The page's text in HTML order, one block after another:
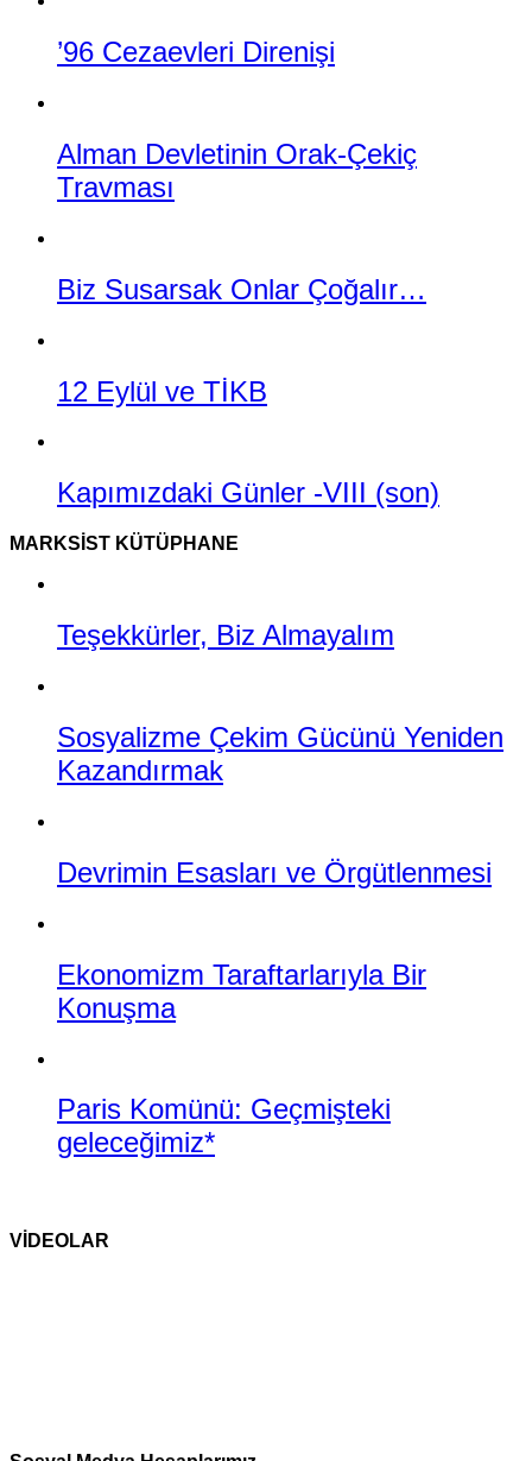
’96 Cezaevleri Direnişi
Alman Devletinin Orak-Çekiç
Travması
Biz Susarsak Onlar Çoğalır…
12 Eylül ve TİKB
Kapımızdaki Günler -VIII (son)
MARKSIST KÜTÜPHANE
Teşekkürler, Biz Almayalım
Sosyalizme Çekim Gücünü Yeniden
Kazandırmak
Devrimin Esasları ve Örgütlenmesi
Ekonomizm Taraftarlarıyla Bir
Konuşma
Paris Komünü: Geçmişteki
geleceğimiz*
VİDEOLAR